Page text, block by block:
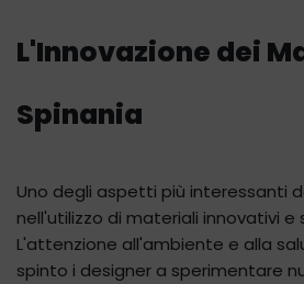
L'Innovazione dei
Spinania
Uno degli aspetti più interessanti
nell'utilizzo di materiali innovativi e
L'attenzione all'ambiente e alla
spinto i designer a sperimentare